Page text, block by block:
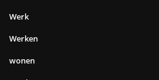
Werk
Werken
wonen